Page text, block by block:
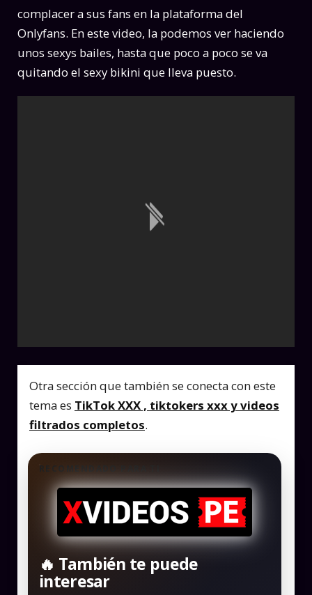
complacer a sus fans en la plataforma del
Onlyfans. En este video, la podemos ver haciendo
unos sexys bailes, hasta que poco a poco se va
quitando el sexy bikini que lleva puesto.
Otra sección que también se conecta con este
tema es TikTok XXX , tiktokers xxx y videos
filtrados completos.
RECOMENDADO PARA TI
🔥 También te puede
interesar